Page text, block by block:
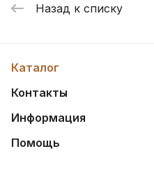
Назад к списку
Каталог
Контакты
Информация
Помощь